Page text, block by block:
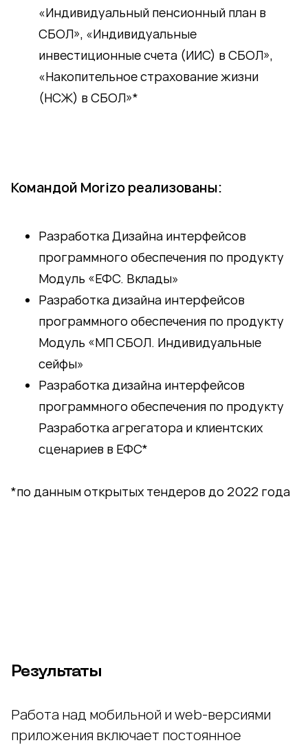
«Индивидуальный пенсионный план в
СБОЛ», «Индивидуальные
инвестиционные счета (ИИС) в СБОЛ»,
«Накопительное страхование жизни
(НСЖ) в СБОЛ»*
Командой Morizo реализованы:
Разработка Дизайна интерфейсов
программного обеспечения по продукту
Модуль «ЕФС. Вклады»
Разработка дизайна интерфейсов
программного обеспечения по продукту
Модуль «МП СБОЛ. Индивидуальные
сейфы»
Разработка дизайна интерфейсов
программного обеспечения по продукту
Разработка агрегатора и клиентских
сценариев в ЕФС*
*по данным открытых тендеров до 2022 года
Результаты
Работа над мобильной и web-версиями
приложения включает постоянное